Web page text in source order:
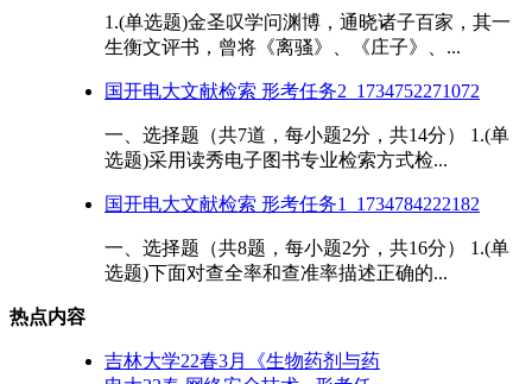
1.(单选题)金圣叹学问渊博，通晓诸子百家，其一
生衡文评书，曾将《离骚》、《庄子》、...
国开电大文献检索 形考任务2_1734752271072
一、选择题（共7道，每小题2分，共14分） 1.(单
选题)采用读秀电子图书专业检索方式检...
国开电大文献检索 形考任务1_1734784222182
一、选择题（共8题，每小题2分，共16分） 1.(单
选题)下面对查全率和查准率描述正确的...
热点内容
吉林大学22春3月《生物药剂与药